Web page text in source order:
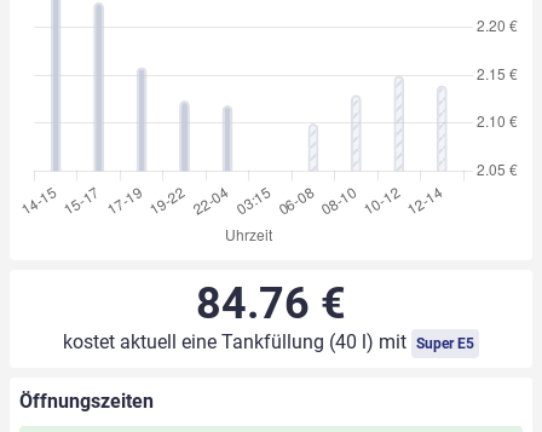
84.76 €
kostet aktuell eine Tankfüllung (40 l) mit Super E5
Öffnungszeiten